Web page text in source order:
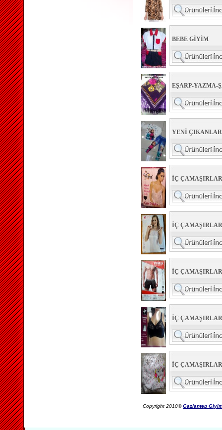
BEBE GİYİM
EŞARP-YAZMA-
YENİ ÇIKANLAR
İÇ
İÇ
İÇ
İÇ
İÇ
Copyright 2010©Gaziantep